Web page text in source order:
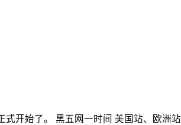
开始了。 黑五网一时间 美国站、欧洲